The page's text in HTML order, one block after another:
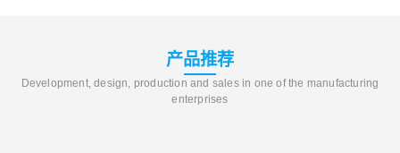
产品推荐
Development, design, production and sales in one of the manufacturing
enterprises